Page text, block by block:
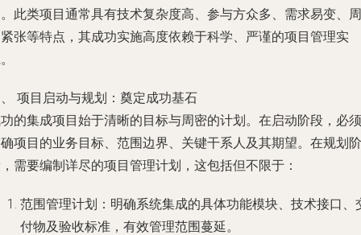
此类项目通常具有技术复杂度高、参与方众多、需求易变、周
张等特点，其成功实施高度依赖于科学、严谨的项目管理实
项目启动与规划：奠定成功基石
的集成项目始于清晰的目标与周密的计划。在启动阶段，必须
项目的业务目标、范围边界、关键干系人及其期望。在规划阶
需要编制详尽的项目管理计划，这包括但不限于：
范围管理计划 ：明确系统集成的具体功能模块、技术接口、
付物及验收标准，有效管理范围蔓延。